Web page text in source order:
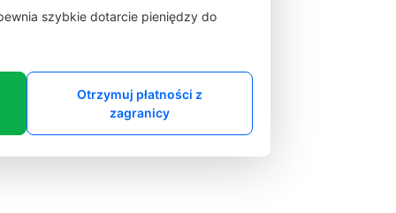
szybkie dotarcie pieniędzy do
Otrzymuj płatności z
zagranicy